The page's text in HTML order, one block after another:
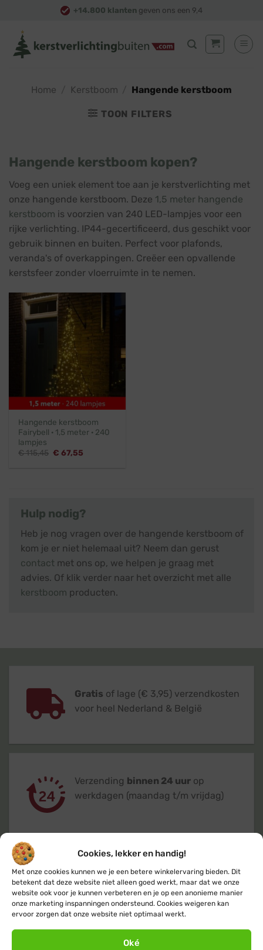
Cookies, lekker en handig!
Met onze cookies kunnen we je een betere winkelervaring bieden. Dit
betekent dat deze website niet alleen goed werkt, maar dat we onze
website ook voor je kunnen verbeteren en je op een anonieme manier
onze marketing inspanningen ondersteund. Cookies weigeren kan
ervoor zorgen dat onze website niet optimaal werkt.
Oké
content
+14.800 klanten geven ons een 9,4
Home Kerstboom Hangende kerstboom
TOON FILTERS
Hangende kerstboom kopen?
Voeg een uniek element toe aan je kerstverlichting met
onze hangende kerstboom. Deze 1,5 meter hangende
kerstboom is voorzien van 240 LED-lampjes voor een
rijke verlichting. IP44-gecertificeerd, dus geschikt voor
gebruik binnen en buiten. Perfect voor plafonds,
veranda's of overkappingen. Creëer een opvallende
kerstsfeer zonder vloerruimte in te nemen.
Hangende kerstboom
Fairybell · 1,5 meter · 240
lampjes
€115,45 Oorspronkelijke
€ 67,55
Hulp nodig?
Heb je nog vragen over de hangende kerstboom of
kom je er niet helemaal uit? Neem dan gerust
contact met ons op, we helpen je graag met
advies. Of klik verder naar het overzicht met alle
kerstboom producten.
Gratis of lage (€ 3,95) verzendkosten
voor heel Nederland & België
Verzending binnen 24 uur op
werkdagen (maandag t/m vrijdag)
Klanten geven ons een 9,4op basis van
+14.800 beoordelingen